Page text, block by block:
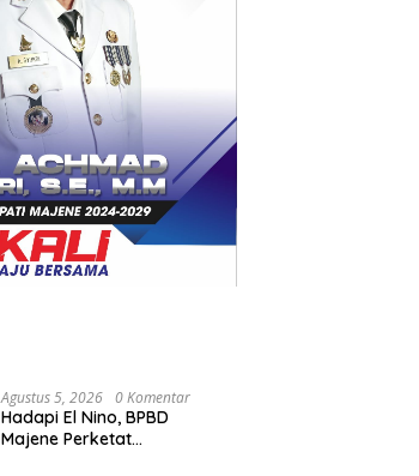
Agustus 5, 2026 0 Komentar
Hadapi El Nino, BPBD
Majene Perketat